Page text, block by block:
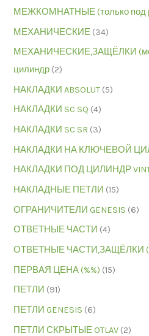
МЕЖКОМНАТНЫЕ (только под
МЕХАНИЧЕСКИЕ (34)
МЕХАНИЧЕСКИЕ,ЗАЩЁЛКИ
цилиндр (2)
НАКЛАДКИ ABSOLUT (5)
НАКЛАДКИ SC SQ (4)
НАКЛАДКИ SC SR (3)
НАКЛАДКИ НА КЛЮЧЕВОЙ
НАКЛАДКИ ПОД ЦИЛИНДР
НАКЛАДНЫЕ ПЕТЛИ (15)
ОГРАНИЧИТЕЛИ GENESIS (6)
ОТВЕТНЫЕ ЧАСТИ (4)
ОТВЕТНЫЕ ЧАСТИ,ЗАЩЁЛКИ
ПЕРВАЯ ЦЕНА (%%) (15)
ПЕТЛИ (91)
ПЕТЛИ GENESIS (6)
ПЕТЛИ СКРЫТЫЕ OTLAV (2)